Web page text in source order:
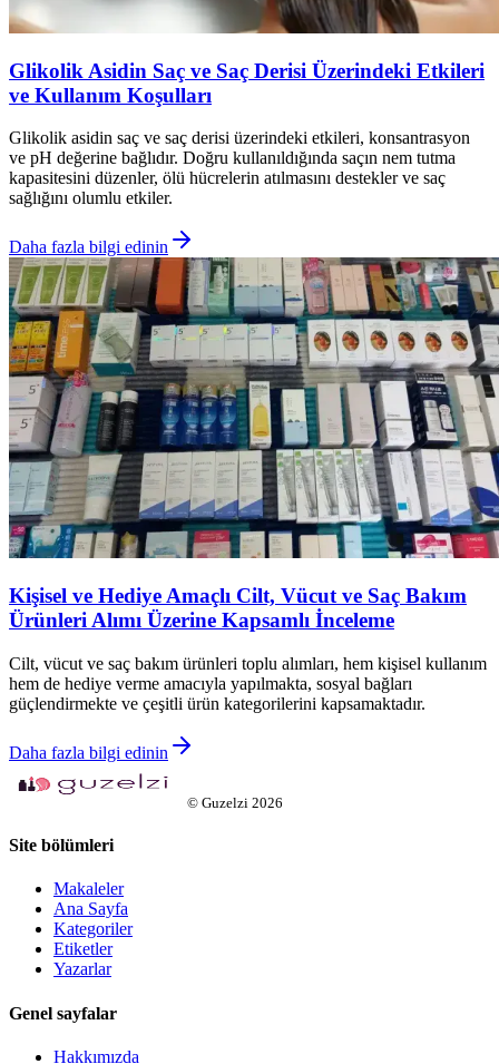
Glikolik Asidin Saç ve Saç Derisi Üzerindeki Etkileri
ve Kullanım Koşulları
Glikolik asidin saç ve saç derisi üzerindeki etkileri, konsantrasyon
ve pH değerine bağlıdır. Doğru kullanıldığında saçın nem tutma
kapasitesini düzenler, ölü hücrelerin atılmasını destekler ve saç
sağlığını olumlu etkiler.
Daha fazla bilgi edinin
Kişisel ve Hediye Amaçlı Cilt, Vücut ve Saç Bakım
Ürünleri Alımı Üzerine Kapsamlı İnceleme
Cilt, vücut ve saç bakım ürünleri toplu alımları, hem kişisel kullanım
hem de hediye verme amacıyla yapılmakta, sosyal bağları
güçlendirmekte ve çeşitli ürün kategorilerini kapsamaktadır.
Daha fazla bilgi edinin
© Guzelzi 2026
Site bölümleri
Makaleler
Ana Sayfa
Kategoriler
Etiketler
Yazarlar
Genel sayfalar
Hakkımızda